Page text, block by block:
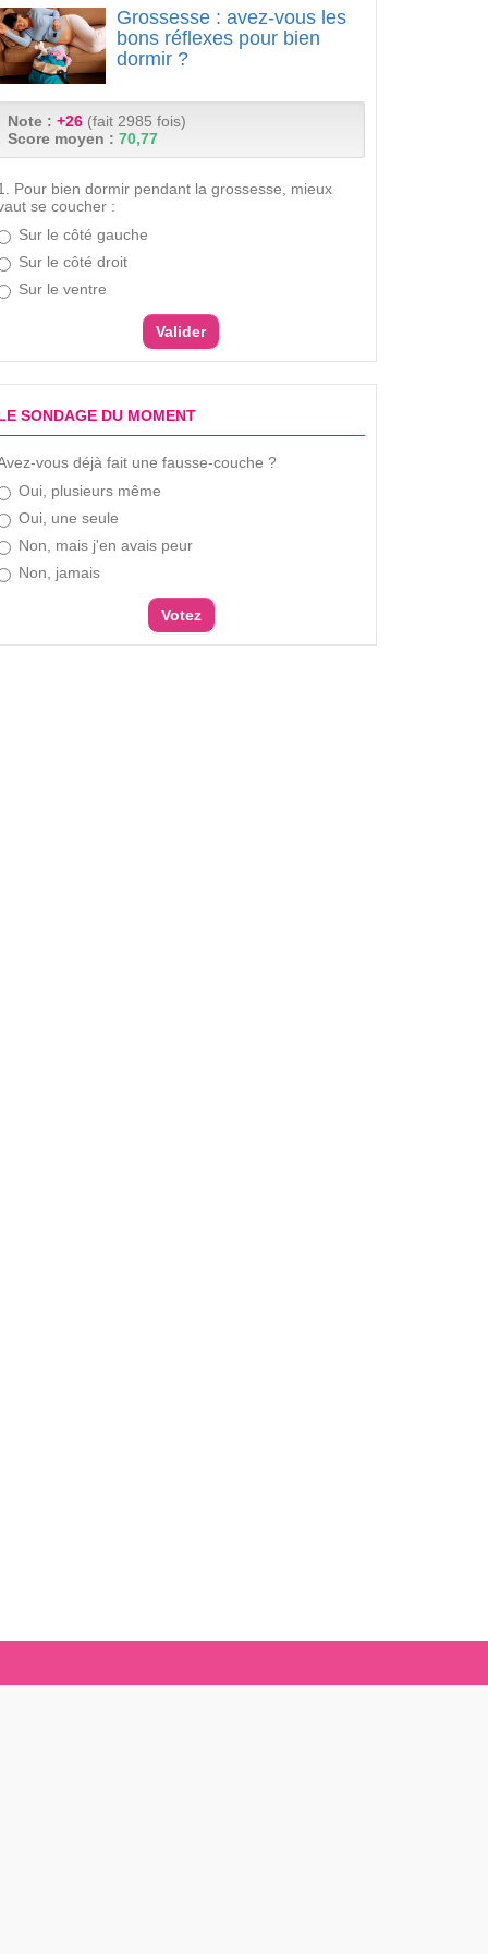
Grossesse : avez-vous les
bons réflexes pour bien
dormir ?
Note : +26 (fait 2985 fois)
Score moyen : 70,77
Pour bien dormir pendant la grossesse, mieux
se coucher :
Sur le côté gauche
Sur le côté droit
Sur le ventre
SONDAGE DU MOMENT
vous déjà fait une fausse-couche ?
Oui, plusieurs même
Oui, une seule
Non, mais j'en avais peur
Non, jamais